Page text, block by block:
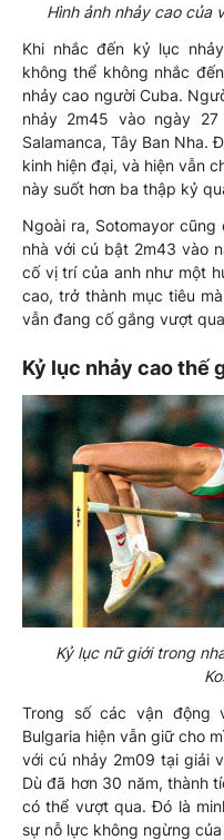
Hình ảnh nhảy cao của
Khi nhắc đến kỷ lục
không thể không nhắc
nhảy cao người Cuba.
nhảy 2m45 vào ngày
Salamanca, Tây Ban Nha.
kinh hiện đại, và hiện vẫn
này suốt hơn ba thập kỷ
Ngoài ra, Sotomayor
nhà với cú bật 2m43 vào
cố vị trí của anh như một
cao, trở thành mục tiêu
vẫn đang cố gắng vượt qua
Kỷ lục nhảy cao thế
Kỷ lục nữ giới trong
Trong số các vận động
Bulgaria hiện vẫn giữ cho
với cú nhảy 2m09 tại giải
Dù đã hơn 30 năm, thành
có thể vượt qua. Đó là
sự nỗ lực không ngừng